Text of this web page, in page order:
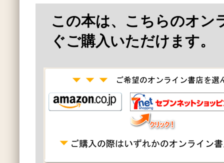
この本は、こちらのオン
ぐご購入いただけます。